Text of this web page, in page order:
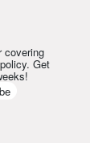
covering
Get